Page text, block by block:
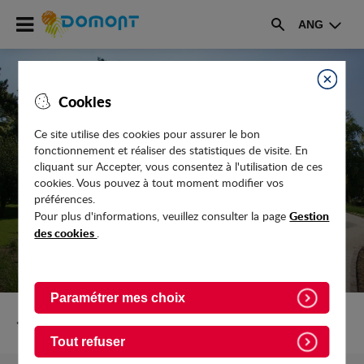
Cookies
Fermer
Ce site utilise des cookies pour assurer le bon
fonctionnement et réaliser des statistiques de visite. En
cliquant sur Accepter, vous consentez à l'utilisation de ces
cookies. Vous pouvez à tout moment modifier vos
préférences.
Pour plus d'informations, veuillez consulter la pageGestion
des cookies .
Paramétrer mes choix
Tout refuser
Accéder
au
menu
Accéder
contenu
Rechercher
ANG
CÉRÉMONIE DU 8 MAI, DOMONT SE
SOUVIENT
Retour vers Actualites